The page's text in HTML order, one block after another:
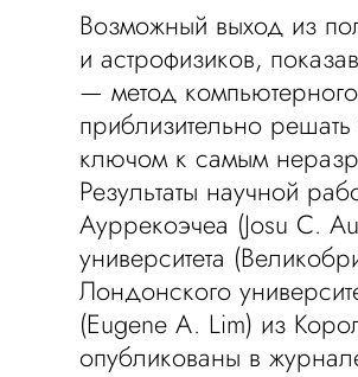
Возможный выход из
и астрофизиков,
— метод
приблизительно
ключом к самым
Результаты научной
Ауррекоэчеа (Josu C.
университета
Лондонского
(Eugene A. Lim) из
опубликованы в